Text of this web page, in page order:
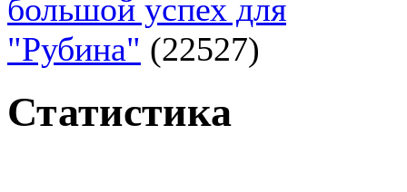
большой успех для
"Рубина" (22527)
Статистика